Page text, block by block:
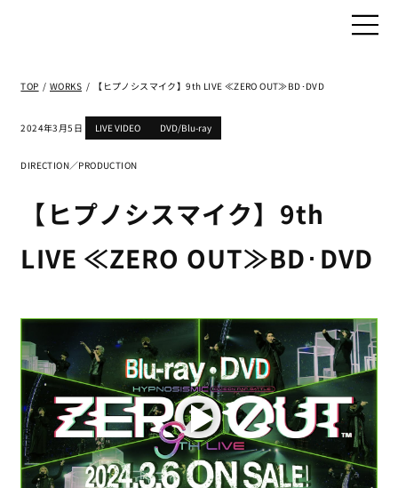
TOP / WORKS / 【ヒプノシスマイク】9th LIVE ≪ZERO OUT≫BD･DVD
2024年3月5日 LIVE VIDEO DVD/Blu-ray
DIRECTION／PRODUCTION
【ヒプノシスマイク】9th
LIVE ≪ZERO OUT≫BD･DVD